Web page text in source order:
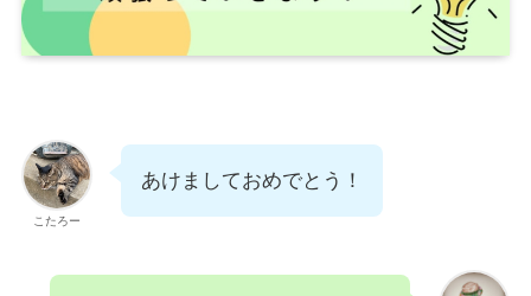
こたろー
あけましておめでとう！